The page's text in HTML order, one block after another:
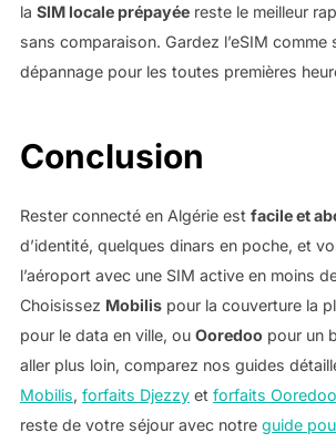
la SIM locale prépayéereste le meilleur
sans comparaison. Gardez l’eSIM comme
dépannage pour les toutes premières
Conclusion
Rester connecté en Algérie est facile et
d’identité, quelques dinars en poche, et
l’aéroport avec une SIM active en moins
Choisissez Mobilispour la couverture la
pour le data en ville, ou Ooredoopour un
aller plus loin, comparez nos guides
Mobilis, forfaits Djezzyet forfaits Ooredoo
reste de votre séjour avec notre guide